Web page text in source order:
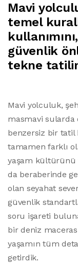
Mavi
temel
güvenlik
tekne
Mavi yolculuk,
masmavi sularda
benzersiz bir tatil
tamamen farklı
yaşam kültürünü
da beraberinde
olan seyahat
güvenlik
soru işareti
bir deniz
yaşamın tüm
getirdik.